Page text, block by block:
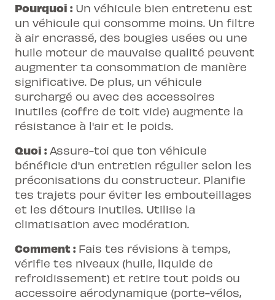
Pourquoi : Un véhicule bien entretenu est
un véhicule qui consomme moins. Un filtre
à air encrassé, des bougies usées ou une
huile moteur de mauvaise qualité peuvent
augmenter ta consommation de manière
significative. De plus, un véhicule
surchargé ou avec des accessoires
inutiles (coffre de toit vide) augmente la
résistance à l'air et le poids.
Quoi : Assure-toi que ton véhicule
bénéficie d'un entretien régulier selon les
préconisations du constructeur. Planifie
tes trajets pour éviter les embouteillages
et les détours inutiles. Utilise la
climatisation avec modération.
Comment : Fais tes révisions à temps,
vérifie tes niveaux (huile, liquide de
refroidissement) et retire tout poids ou
accessoire aérodynamique (porte-vélos,